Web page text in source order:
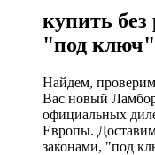
купить без
"под
Найдем,
Вас новый
официальных
Европы.
законами, "под